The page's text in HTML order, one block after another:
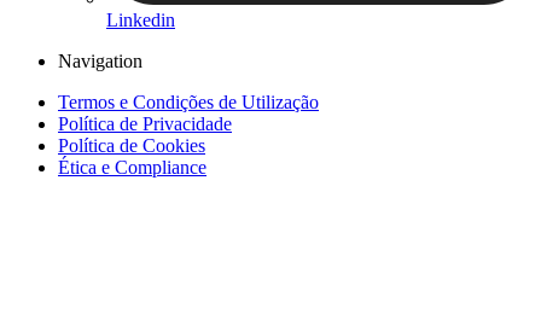
Linkedin
Navigation
Termos e Condições de Utilização
Política de Privacidade
Política de Cookies
Ética e Compliance